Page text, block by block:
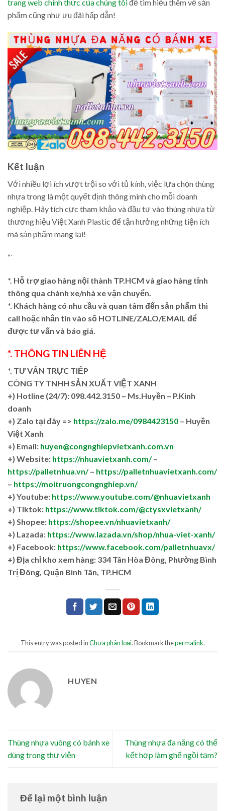
trang web chính thức của chúng tôiđể tìm hiểu thêm về sản
phẩm cũng như ưu đãi hấp dẫn!
Kết luận
Với nhiều lợi ích vượt trội so với tủ kính, việc lựa chọn thùng
nhựa trong là một quyết định thông minh cho mỗi doanh
nghiệp. Hãy tích cực tham khảo và đầu tư vào thùng nhựa từ
thương hiệu Việt Xanh Plastic để tận hưởng những tiện ích
mà sản phẩm mang lại!
“`
*. Hỗ trợ giao hàng nội thành TP.HCM và giao hàng tỉnh
thông qua chành xe/nhà xe vận chuyển.
*. Khách hàng có nhu cầu và quan tâm đến sản phẩm thì
call hoặc nhắn tin vào số HOTLINE/ZALO/EMAIL để
được tư vấn và báo giá.
*. THÔNG TIN LIÊN HỆ
*. TƯ VẤN TRỰC TIẾP
CÔNG TY TNHH SẢN XUẤT VIỆT XANH
+) Hotline (24/7): 098.442.3150 – Ms.Huyền – P.Kinh
doanh
+) Zalo tại đây => https://zalo.me/0984423150 – Huyền
Việt Xanh
+) Email: huyen@congnghiepvietxanh.com.vn
+) Website: https://nhuavietxanh.com/–
https://palletnhua.vn/– https://palletnhuavietxanh.com/
– https://moitruongcongnghiep.vn/
+) Youtube: https://www.youtube.com/@nhuavietxanh
+) Tiktok: https://www.tiktok.com/@ctysxvietxanh/
+) Shopee: https://shopee.vn/nhuavietxanh/
+) Lazada: https://www.lazada.vn/shop/nhua-viet-xanh/
+) Facebook: https://www.facebook.com/palletnhuavx/
+) Địa chỉ kho xem hàng: 334 Tân Hòa Đông, Phường Bình
Trị Đông, Quận Bình Tân, TP.HCM
This entry was posted inChưa phân loại. Bookmark thepermalink.
HUYEN
Thùng nhựa vuông có bánh xe
dùng trong thư viện
Thùng nhựa đa năng có thể
kết hợp làm ghế ngồi tạm?
Để lại một bình luận